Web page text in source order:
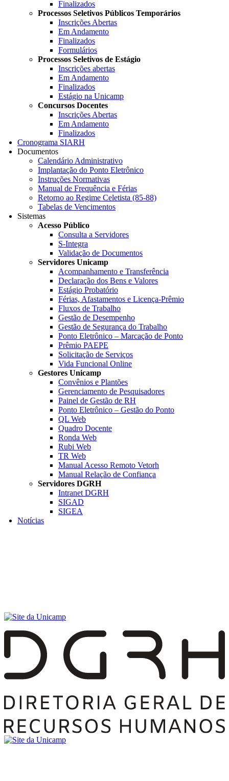
Finalizados
Processos Seletivos Públicos Temporários
Inscrições Abertas
Em Andamento
Finalizados
Formulários
Processos Seletivos de Estágio
Inscrições abertas
Em Andamento
Finalizados
Estágio na Unicamp
Concursos Docentes
Inscrições Abertas
Em Andamento
Finalizados
Cronograma SIARH
Documentos
Calendário Administrativo
Implantação do Ponto Eletrônico
Instruções Normativas
Manual de Frequência e Férias
Retorno ao Regime Celetista (85-88)
Tabelas de Vencimentos
Sistemas
Acesso Público
Consulta a Servidores
S-Integra
Validação de Documentos
Servidores Unicamp
Acompanhamento e Transferência
Declaração dos Bens e Valores
Estágio Probatório
Férias, Afastamentos e Licença-Prêmio
Fluxos de Trabalho
Gestão de Desempenho
Gestão de Segurança do Trabalho
Ponto Eletrônico – Marcação de Ponto
Prêmio PAEPE
Solicitação de Serviços
Vida Funcional Online
Gestores Unicamp
Convênios e Plantões
Gerenciamento de Pesquisadores
Painel de Gestão de RH
Ponto Eletrônico – Gestão do Ponto
QL Web
Quadro Docente
Ronda Web
Rubi Web
TR Web
Manual Acesso Remoto Vetorh
Manual Relação de Confiança
Servidores DGRH
Intranet DGRH
SIGAD
SIGEA
Notícias